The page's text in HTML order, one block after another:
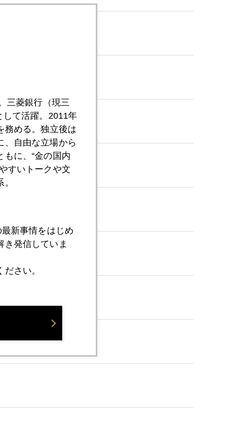
三菱銀行（現三
て活躍。2011年
務める。独立後は
、自由な立場から
に、“金の国内
すいトークや文
新事情をはじめ
き発信していま
さい。